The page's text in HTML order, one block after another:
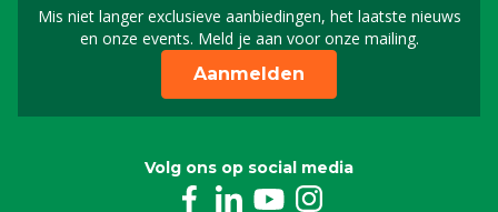
Mis niet langer exclusieve aanbiedingen, het laatste nieuws
en onze events. Meld je aan voor onze mailing.
Schrijf je in voor onze
Aanmelden
Volg ons op social media